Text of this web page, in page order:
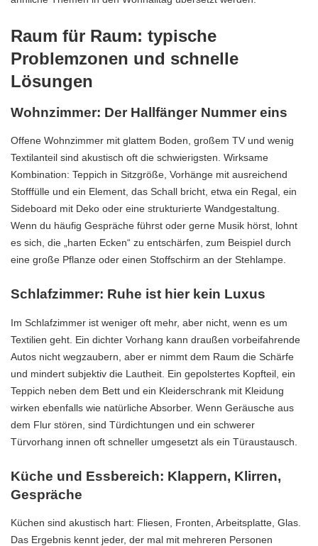
Raum für Raum: typische
Problemzonen und schnelle
Lösungen
Wohnzimmer: Der Hallfänger Nummer eins
Offene Wohnzimmer mit glattem Boden, großem TV und wenig
Textilanteil sind akustisch oft die schwierigsten. Wirksame
Kombination: Teppich in Sitzgröße, Vorhänge mit ausreichend
Stofffülle und ein Element, das Schall bricht, etwa ein Regal, ein
Sideboard mit Deko oder eine strukturierte Wandgestaltung.
Wenn du häufig Gespräche führst oder gerne Musik hörst, lohnt
es sich, die „harten Ecken“ zu entschärfen, zum Beispiel durch
eine große Pflanze oder einen Stoffschirm an der Stehlampe.
Schlafzimmer: Ruhe ist hier kein Luxus
Im Schlafzimmer ist weniger oft mehr, aber nicht, wenn es um
Textilien geht. Ein dichter Vorhang kann draußen vorbeifahrende
Autos nicht wegzaubern, aber er nimmt dem Raum die Schärfe
und mindert subjektiv die Lautheit. Ein gepolstertes Kopfteil, ein
Teppich neben dem Bett und ein Kleiderschrank mit Kleidung
wirken ebenfalls wie natürliche Absorber. Wenn Geräusche aus
dem Flur stören, sind Türdichtungen und ein schwerer
Türvorhang innen oft schneller umgesetzt als ein Türaustausch.
Küche und Essbereich: Klappern, Klirren,
Gespräche
Küchen sind akustisch hart: Fliesen, Fronten, Arbeitsplatte, Glas.
Das Ergebnis kennt jeder, der mal mit mehreren Personen